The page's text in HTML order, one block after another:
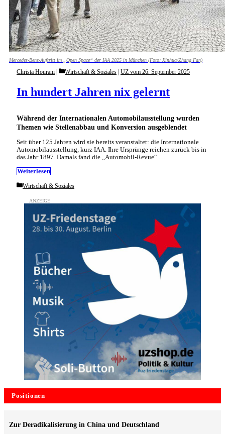
Mercedes-Benz-Auftritt im „Open Space“ der IAA 2025 in München (Foto: Xinhua/Zhang Fan)
Während der Internationalen Automobilausstellung wurden
Themen wie Stellenabbau und Konversion ausgeblendet
In hundert Jahren nix gelernt
Christa Hourani Categories
Wirtschaft & Soziales | UZ vom 26. September 2025
Seit über 125 Jahren wird sie bereits veranstaltet: die Internationale
Automobilausstellung, kurz IAA. Ihre Ursprünge reichen zurück bis in
das Jahr 1897. Damals fand die „Automobil-Revue“ …
Weiterlesen
Categories
Wirtschaft & Soziales
Positionen
Zur Deradikalisierung in China und Deutschland